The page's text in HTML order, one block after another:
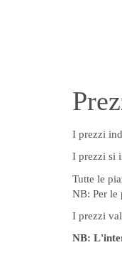
I prezzi
I prezzi si
Tutte le
NB: Per le
I prezzi
NB: